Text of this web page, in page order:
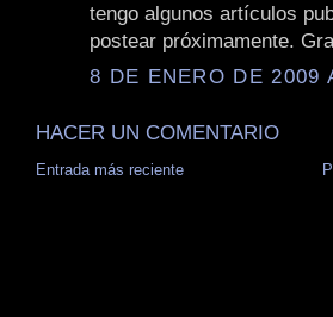
tengo algunos artículos
postear próximamente.
8 DE ENERO DE 2009
HACER UN COMENTARIO
Entrada más reciente